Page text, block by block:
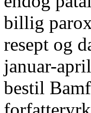
billig
resept og
januar-
bestil